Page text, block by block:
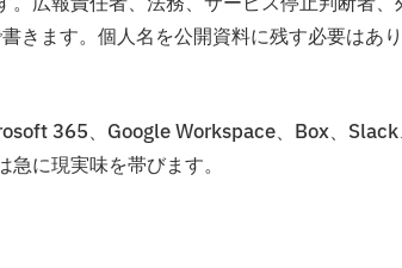
きます。個人名を公開資料に残す必要はあ
365、Google Workspace、Box、
に現実味を帯びます。